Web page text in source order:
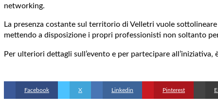
networking.
La presenza costante sul territorio di Velletri vuole
mettendo a disposizione i propri professionisti non soltanto
Per ulteriori dettagli sull’evento e per partecipare
Facebook X Linkedin Pinterest